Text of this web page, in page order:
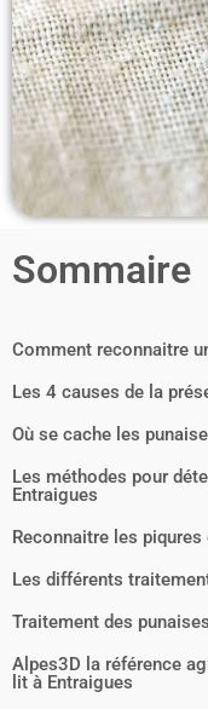
Sommaire
Comment reconnaitre
Les 4 causes de la
Où se cache les
Les méthodes pour
Entraigues
Reconnaitre les
Les différents
Traitement des
Alpes3D la référence
lit à Entraigues